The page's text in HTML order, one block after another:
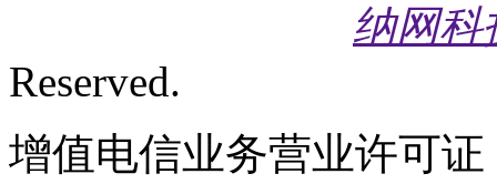
纳网
Reserved.
增值电信业务营业许可证